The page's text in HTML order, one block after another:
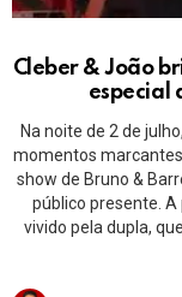
Cleber & João
especial
Na noite de 2 de
momentos
show de Bruno &
público presente.
vivido pela dupla,